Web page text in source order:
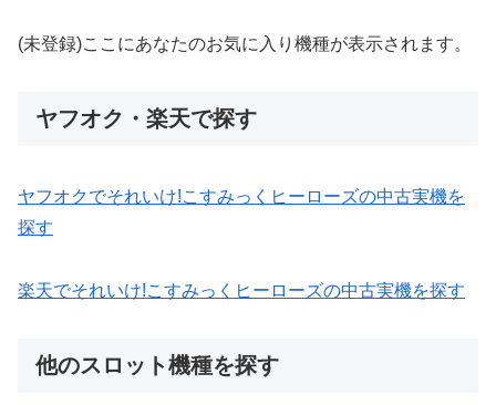
(未登録)ここにあなたのお気に入り機種が表示されます。
ヤフオク・楽天で探す
ヤフオクでそれいけ!こすみっくヒーローズの中古実機を
探す
楽天でそれいけ!こすみっくヒーローズの中古実機を探す
他のスロット機種を探す